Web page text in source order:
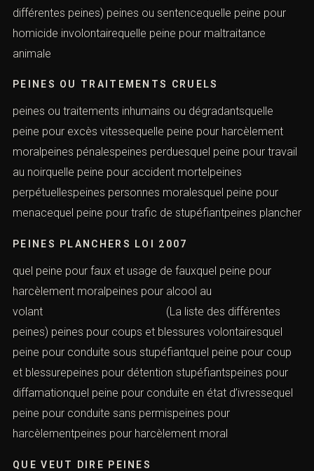
différentes peines) peines ou sentencequelle peine pour
homicide involontairequelle peine pour maltraitance
animale
PEINES OU TRAITEMENTS CRUELS
peines ou traitements inhumains ou dégradantsquelle
peine pour excès vitessequelle peine pour harcèlement
moralpeines pénalespeines perduesquel peine pour travail
au noirquelle peine pour accident mortelpeines
perpétuellespeines personnes moralesquel peine pour
menacequel peine pour trafic de stupéfiantpeines plancher
PEINES PLANCHERS LOI 2007
quel peine pour faux et usage de fauxquel peine pour
harcèlement moralpeines pour alcool au
volant (La liste des différentes
peines) peines pour coups et blessures volontairesquel
peine pour conduite sous stupéfiantquel peine pour coup
et blessurepeines pour détention stupéfiantspeines pour
diffamationquel peine pour conduite en état d’ivressequel
peine pour conduite sans permispeines pour
harcèlementpeines pour harcèlement moral
QUE VEUT DIRE PEINES